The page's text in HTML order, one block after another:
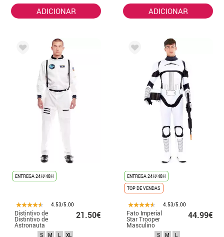
ADICIONAR ADICIONAR
ENTREGA 24H/48H
4.53/5.00
Distintivo de
Distintivo de
Astronauta
21.50€
S M L XL
ENTREGA 24H/48H
TOP DE VENDAS
4.53/5.00
Fato Imperial
Star Trooper
Masculino
44.99€
S M L